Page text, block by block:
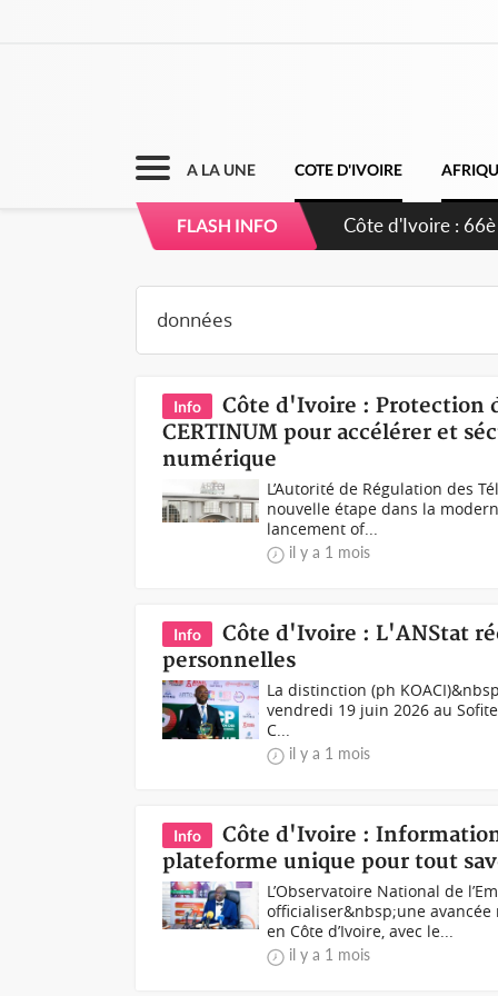
A LA UNE COTE D'IVOIRE
FLASH INFO
Côte d'Ivoire : À
Info
Côte d'Ivoire : Protection
CERTINUM pour accélérer et
numérique
L’Autorité de Régulation des
nouvelle étape dans la
lancement of...
il y a 1 mois
Info
Côte d'Ivoire : L'ANStat
personnelles
La distinction (ph
vendredi 19 juin 2026 au
C...
il y a 1 mois
Info
Côte d'Ivoire :
plateforme unique pour tout
L’Observatoire National de
officialiser&nbsp;une
en Côte d’Ivoire, avec le...
il y a 1 mois